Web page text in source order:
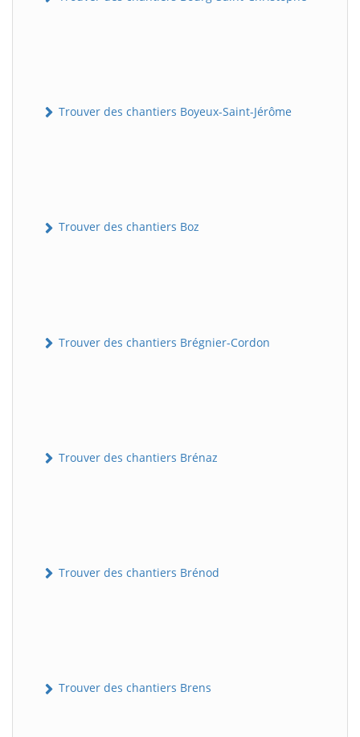
Trouver des chantiers Boyeux-Saint-Jérôme
Trouver des chantiers Boz
Trouver des chantiers Brégnier-Cordon
Trouver des chantiers Brénaz
Trouver des chantiers Brénod
Trouver des chantiers Brens